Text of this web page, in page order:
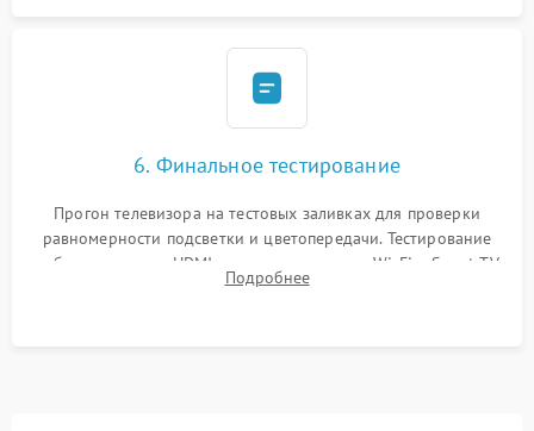
6. Финальное тестирование
Прогон телевизора на тестовых заливках для проверки
равномерности подсветки и цветопередачи. Тестирование
работы разъемов HDMI, динамиков, модуля Wi-Fi и Smart TV
в рабочем режиме в течение нескольких часов.
Подробнее